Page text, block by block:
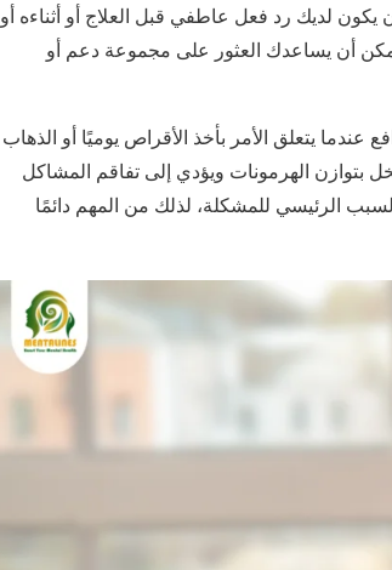
لديك رد فعل عاطفي قبل العلاج أو أثناءه أو
أن يساعدك العثور على مجموعة دعم أو
يتعلق الأمر بأخذ الأقراص يوميًا أو الذهاب
الهرمونات ويؤدي إلى تفاقم المشاكل
الرئيسي للمشكلة، لذلك من المهم دائمًا